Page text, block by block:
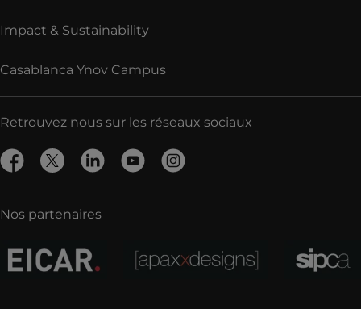
Impact & Sustainability
Casablanca Ynov Campus
Retrouvez nous sur les réseaux sociaux
Nos partenaires